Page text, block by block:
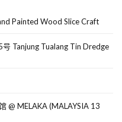
Painted Wood Slice Craft
Tanjung Tualang Tin Dredge
@ MELAKA (MALAYSIA 13